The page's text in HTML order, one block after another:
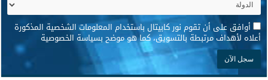
* أوافق على أن تقوم نور كابيتال باستخدام المعلومات الشخصية المذكورة
أعلاه لأهداف مرتبطة بالتسويق، كما هو موضح بسياسة الخصوصية